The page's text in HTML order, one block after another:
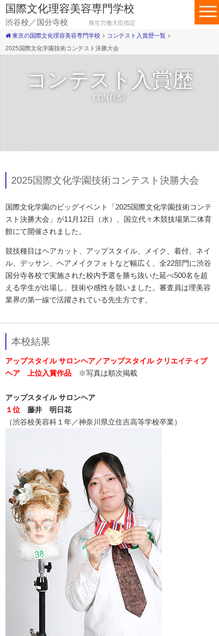
国際文化理容美容専門学校
渋谷校／国分寺校
厚生労働大臣指定
東京の国際文化理容美容専門学校
コンテスト入賞歴一覧
2025国際文化学園技術コンテスト決勝大会
コンテスト入賞歴
CONTEST
2025国際文化学園技術コンテスト決勝大会
国際文化学園のビッグイベント「2025国際文化学園技術コンテ
スト決勝大会」が11月12日（水）、国立代々木競技場第二体育
館にて開催されました。
競技種目はヘアカット、アップスタイル、メイク、着付、ネイ
ル、デッサン、ヘアメイクフォトなど幅広く、全22部門に渋谷
国分寺各校で実施された校内予選を勝ち抜いた延べ500名を超
える学生が出場し、技術や感性を競いました。審査員は理美容
業界の第一線で活躍されている先生方です。
本校結果
アップスタイル サロンヘア／アップスタイル クリエイティブ
ヘア 上位入賞作品
※写真は順次掲載
アップスタイル サロンヘア
１位 藤井 明日花
（渋谷校美容科１年／神奈川県立住吉高等学校卒業）